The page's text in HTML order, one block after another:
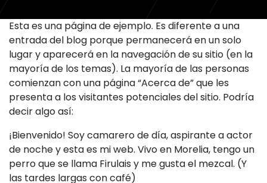
Esta es una página de ejemplo. Es diferente a una
entrada del blog porque permanecerá en un solo
lugar y aparecerá en la navegación de su sitio (en la
mayoría de los temas). La mayoría de las personas
comienzan con una página “Acerca de” que les
presenta a los visitantes potenciales del sitio. Podría
decir algo así:
¡Bienvenido! Soy camarero de día, aspirante a actor
de noche y esta es mi web. Vivo en Morelia, tengo un
perro que se llama Firulais y me gusta el mezcal. (Y
las tardes largas con café)